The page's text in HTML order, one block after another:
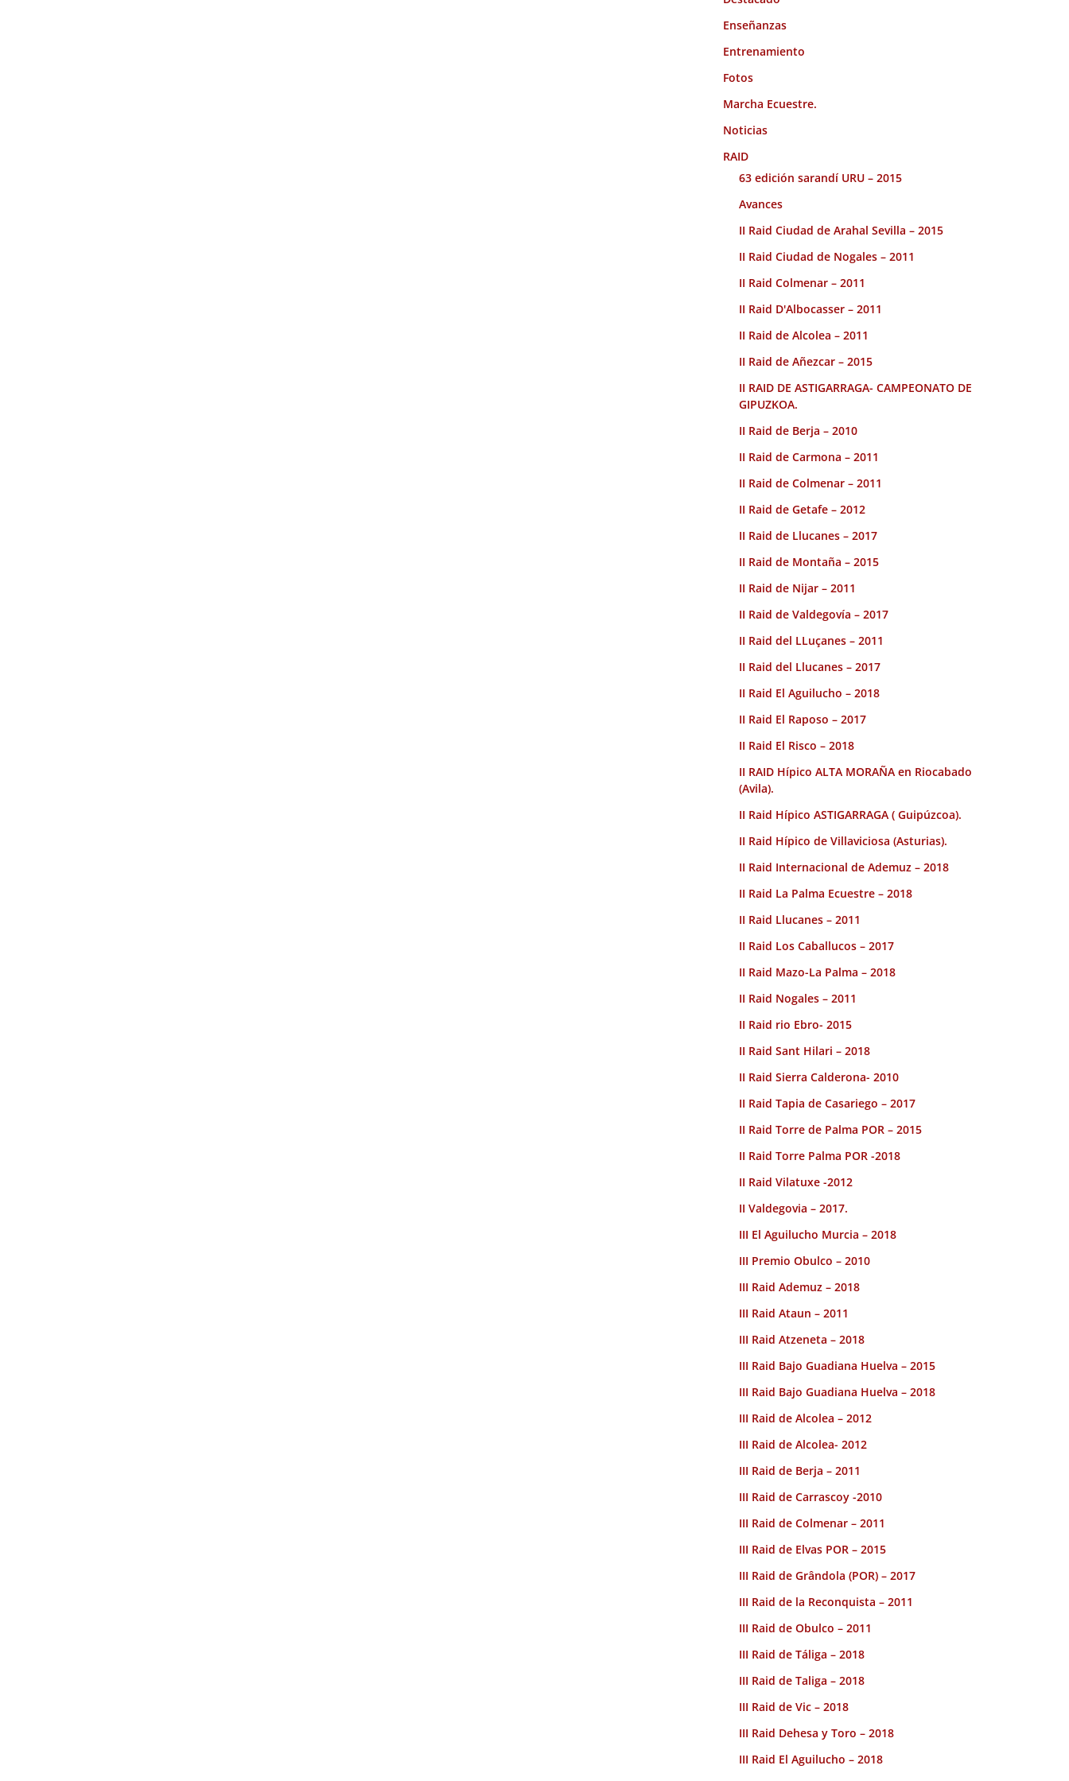
Enseñanzas
Entrenamiento
Fotos
Marcha Ecuestre.
Noticias
RAID
63 edición sarandí URU – 2015
Avances
II Raid Ciudad de Arahal Sevilla – 2015
II Raid Ciudad de Nogales – 2011
II Raid Colmenar – 2011
II Raid D'Albocasser – 2011
II Raid de Alcolea – 2011
II Raid de Añezcar – 2015
II RAID DE ASTIGARRAGA- CAMPEONATO DE
GIPUZKOA.
II Raid de Berja – 2010
II Raid de Carmona – 2011
II Raid de Colmenar – 2011
II Raid de Getafe – 2012
II Raid de Llucanes – 2017
II Raid de Montaña – 2015
II Raid de Nijar – 2011
II Raid de Valdegovía – 2017
II Raid del LLuçanes – 2011
II Raid del Llucanes – 2017
II Raid El Aguilucho – 2018
II Raid El Raposo – 2017
II Raid El Risco – 2018
II RAID Hípico ALTA MORAÑA en Riocabado
(Avila).
II Raid Hípico ASTIGARRAGA ( Guipúzcoa).
II Raid Hípico de Villaviciosa (Asturias).
II Raid Internacional de Ademuz – 2018
II Raid La Palma Ecuestre – 2018
II Raid Llucanes – 2011
II Raid Los Caballucos – 2017
II Raid Mazo-La Palma – 2018
II Raid Nogales – 2011
II Raid rio Ebro- 2015
II Raid Sant Hilari – 2018
II Raid Sierra Calderona- 2010
II Raid Tapia de Casariego – 2017
II Raid Torre de Palma POR – 2015
II Raid Torre Palma POR -2018
II Raid Vilatuxe -2012
II Valdegovia – 2017.
III El Aguilucho Murcia – 2018
III Premio Obulco – 2010
III Raid Ademuz – 2018
III Raid Ataun – 2011
III Raid Atzeneta – 2018
III Raid Bajo Guadiana Huelva – 2015
III Raid Bajo Guadiana Huelva – 2018
III Raid de Alcolea – 2012
III Raid de Alcolea- 2012
III Raid de Berja – 2011
III Raid de Carrascoy -2010
III Raid de Colmenar – 2011
III Raid de Elvas POR – 2015
III Raid de Grândola (POR) – 2017
III Raid de la Reconquista – 2011
III Raid de Obulco – 2011
III Raid de Táliga – 2018
III Raid de Taliga – 2018
III Raid de Vic – 2018
III Raid Dehesa y Toro – 2018
III Raid El Aguilucho – 2018